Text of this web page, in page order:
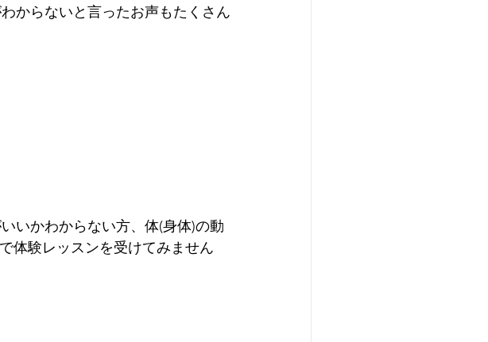
からないと言ったお声もたくさん
いかわからない方、体(身体)の動
体験レッスンを受けてみません